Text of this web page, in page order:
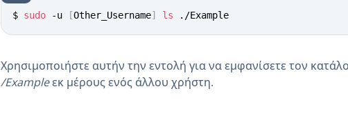
$ sudo -u [Other_Username] ls ./Example
Χρησιμοποιήστε αυτήν την εντολή για να εμφανίσετε τον
/Exampleεκ μέρους ενός άλλου χρήστη.